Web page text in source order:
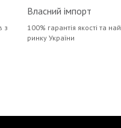
з
Власний імпорт
100% гарантія якості та
ринку України